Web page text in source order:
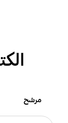
مرشح